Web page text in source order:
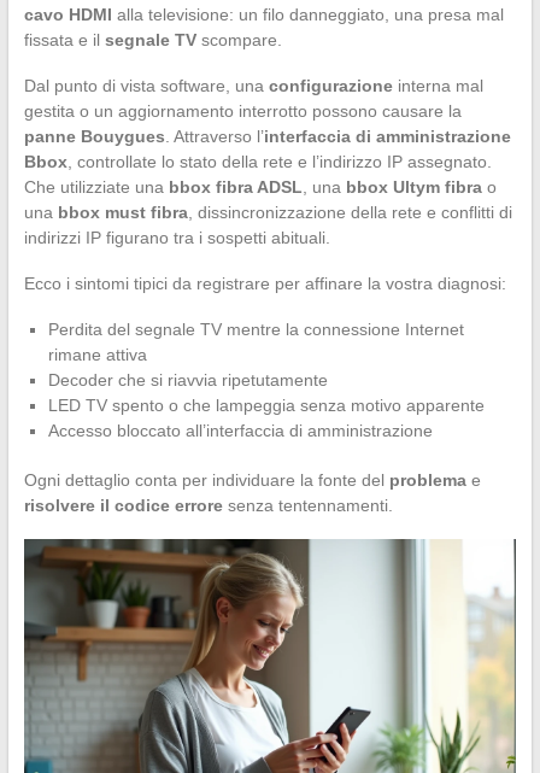
cavo HDMI alla televisione: un filo danneggiato, una presa mal
fissata e il segnale TVscompare.
Dal punto di vista software, una configurazioneinterna mal
gestita o un aggiornamento interrotto possono causare la
panne Bouygues . Attraverso l’interfaccia di amministrazione
Bbox, controllate lo stato della rete e l’indirizzo IP assegnato.
Che utilizziate una bbox fibra ADSL , una bbox Ultym fibrao
una bbox must fibra, dissincronizzazione della rete e conflitti di
indirizzi IP figurano tra i sospetti abituali.
Ecco i sintomi tipici da registrare per affinare la vostra diagnosi:
Perdita del segnale TV mentre la connessione Internet
rimane attiva
Decoder che si riavvia ripetutamente
LED TV spento o che lampeggia senza motivo apparente
Accesso bloccato all’interfaccia di amministrazione
Ogni dettaglio conta per individuare la fonte del problemae
risolvere il codice erroresenza tentennamenti.